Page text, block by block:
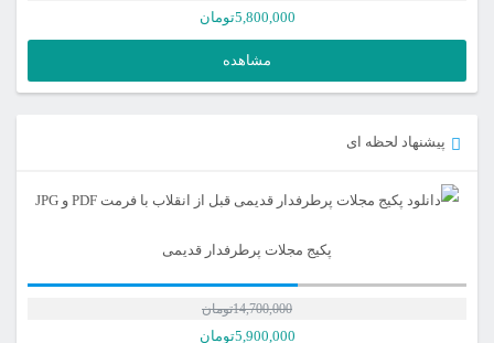
5,800,000تومان
مشاهده
پیشنهاد لحظه ای
پکیج مجلات پرطرفدار قدیمی
14,700,000تومان
5,900,000تومان